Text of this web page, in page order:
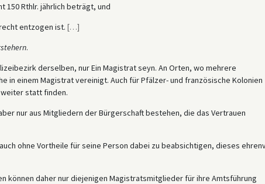
150 Rthlr. jährlich beträgt, und
entzogen ist. […]
.
derselben, nur Ein Magistrat seyn. An Orten, wo mehrere
in einem Magistrat vereinigt. Auch für Pfälzer- und französische Kolonien
statt finden.
nur aus Mitgliedern der Bürgerschaft bestehen, die das Vertrauen
ohne Vortheile für seine Person dabei zu beabsichtigen, dieses
können daher nur diejenigen Magistratsmitglieder für ihre Amtsführung